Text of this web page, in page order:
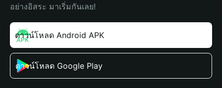
อย่างอิสระ มาเริ่มกันเลย!
ดาวน์โหลด Android APK
ดาวน์โหลด Google Play